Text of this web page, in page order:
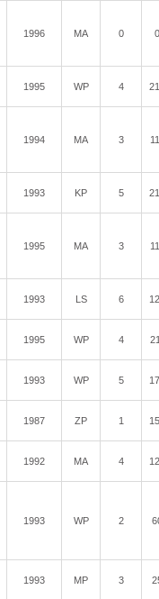
1996 MA 0
1995 WP 4
1994 MA 3
1993 KP 5
1995 MA 3
1993 LS 6
1995 WP 4
1993 WP 5
1987 ZP 1
1992 MA 4
1993 WP 2
1993 MP 3